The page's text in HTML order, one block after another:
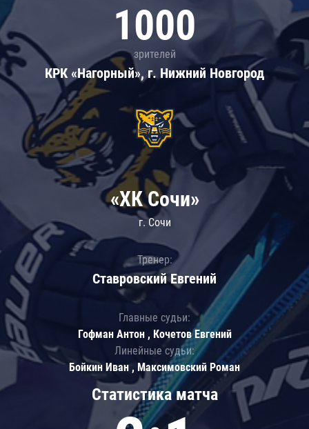
1000
зрителей
КРК «Нагорный», г. Нижний Новгород
Статистика матча
«ХК Сочи»
г. Сочи
Тренер:
Ставровский Евгений
Главные судьи:
Гофман Антон , Кочетов Евгений
Линейные судьи:
Бойкин Иван , Максимовский Роман